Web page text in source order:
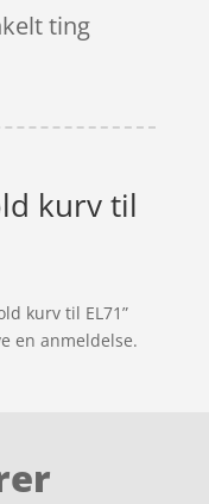
ting
kurv til
kurv til EL71”
en anmeldelse.